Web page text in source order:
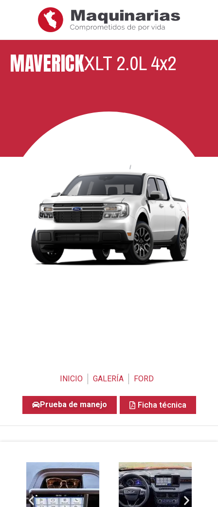
MAVERICKXLT 2.0L 4x2
INICIO GALERÍA FORD
Prueba de manejo Ficha técnica